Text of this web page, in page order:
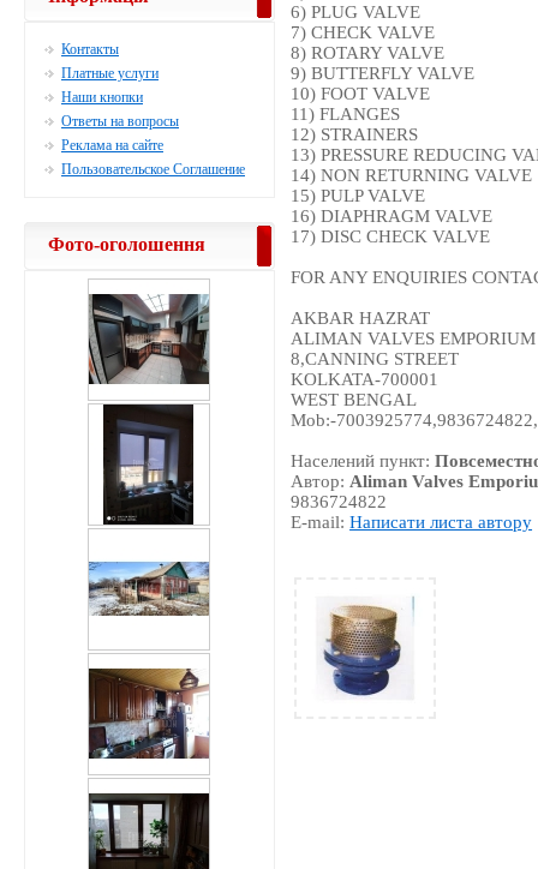
6) PLUG VALVE
7) CHECK VALVE
8) ROTARY VALVE
9) BUTTERFLY VALVE
10) FOOT VALVE
11) FLANGES
12) STRAINERS
13) PRESSURE REDUCING
14) NON RETURNING VALVE
15) PULP VALVE
16) DIAPHRAGM VALVE
17) DISC CHECK VALVE
FOR ANY ENQUIRIES
AKBAR HAZRAT
ALIMAN VALVES EMPORIUM
8,CANNING STREET
KOLKATA-700001
WEST BENGAL
Mob:-
Населений пункт:
Автор: Aliman Valves
9836724822
E-mail:Написати листа автору
Контакты
Платные услуги
Наши кнопки
Ответы на вопросы
Реклама на сайте
Пользовательское Соглашение
Фото-оголошення